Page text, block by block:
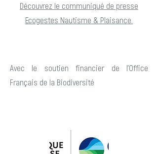
Découvrez le communiqué de presse
Ecogestes Nautisme & Plaisance.
Avec le soutien financier de l'Office
Français de la Biodiversité